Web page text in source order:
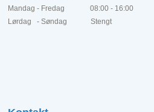
Mandag - Fredag 08:00 - 16:00
Lørdag - Søndag Stengt